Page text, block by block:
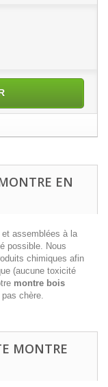
EN
assemblées à la
possible. Nous
chimiques afin
(aucune toxicité
montre bois
chère.
MONTRE